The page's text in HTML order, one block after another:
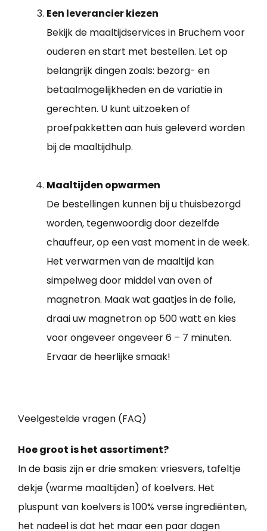
Een leverancier kiezen
Bekijk de maaltijdservices in Bruchem voor
ouderen en start met bestellen. Let op
belangrijk dingen zoals: bezorg- en
betaalmogelijkheden en de variatie in
gerechten. U kunt uitzoeken of
proefpakketten aan huis geleverd worden
bij de maaltijdhulp.
Maaltijden opwarmen
De bestellingen kunnen bij u thuisbezorgd
worden, tegenwoordig door dezelfde
chauffeur, op een vast moment in de week.
Het verwarmen van de maaltijd kan
simpelweg door middel van oven of
magnetron. Maak wat gaatjes in de folie,
draai uw magnetron op 500 watt en kies
voor ongeveer ongeveer 6 – 7 minuten.
Ervaar de heerlijke smaak!
Veelgestelde vragen (FAQ)
Hoe groot is het assortiment?
In de basis zijn er drie smaken: vriesvers, tafeltje
dekje (warme maaltijden) of koelvers. Het
pluspunt van koelvers is 100% verse ingrediënten,
het nadeel is dat het maar een paar dagen